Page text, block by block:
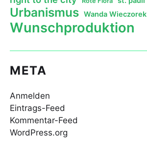
Urbanismus Wanda Wieczorek
Wunschproduktion
META
Anmelden
Eintrags-Feed
Kommentar-Feed
WordPress.org